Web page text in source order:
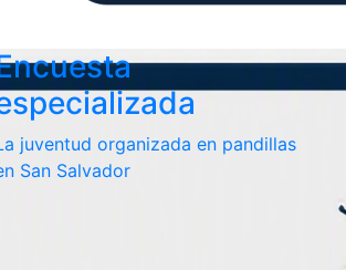
juventud organizada en pandillas
San Salvador